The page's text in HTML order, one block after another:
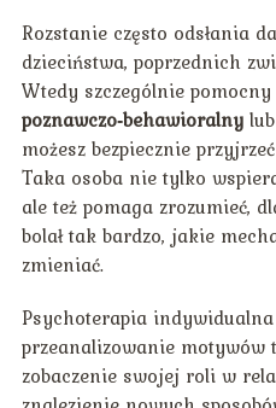
Rozstanie często odsłania
dzieciństwa, poprzednich
Wtedy szczególnie
poznawczo‑behawioralny
możesz bezpiecznie
Taka osoba nie tylko
ale też pomaga zrozumieć,
bolał tak bardzo, jakie
zmieniać.
Psychoterapia
przeanalizowanie motywów
zobaczenie swojej roli w